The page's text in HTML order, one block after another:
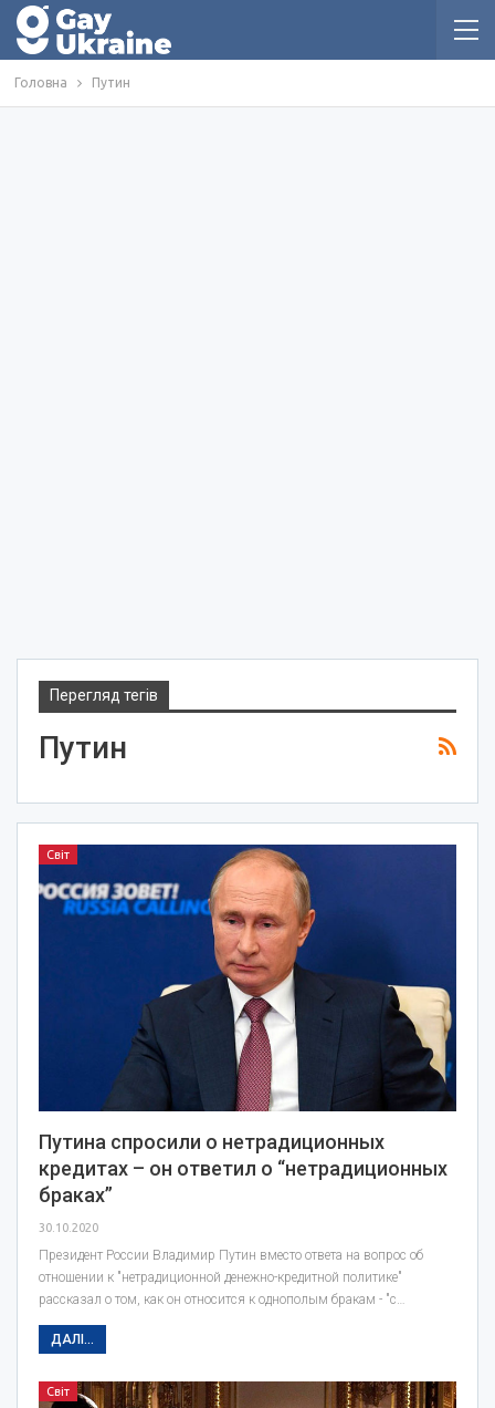
Головна Путин
Перегляд тегів
Путин
Світ
Путина спросили о нетрадиционных
кредитах – он ответил о “нетрадиционных
браках”
30.10.2020
Президент России Владимир Путин вместо ответа на вопрос об
отношении к "нетрадиционной денежно-кредитной политике"
рассказал о том, как он относится к однополым бракам - "с…
ДАЛІ...
Світ